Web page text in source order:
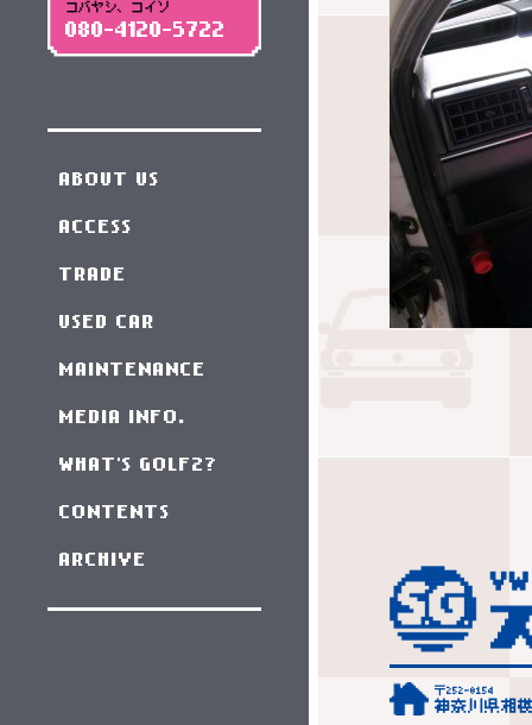
〒252-0154
神奈川県相
コバヤシ、コイソ
080-4120-5722
ABOUT US
ACCESS
TRADE
USED CAR
MAINTENANCE
MEDIA INFO.
WHAT'S GOLF2?
CONTENTS
ARCHIVE